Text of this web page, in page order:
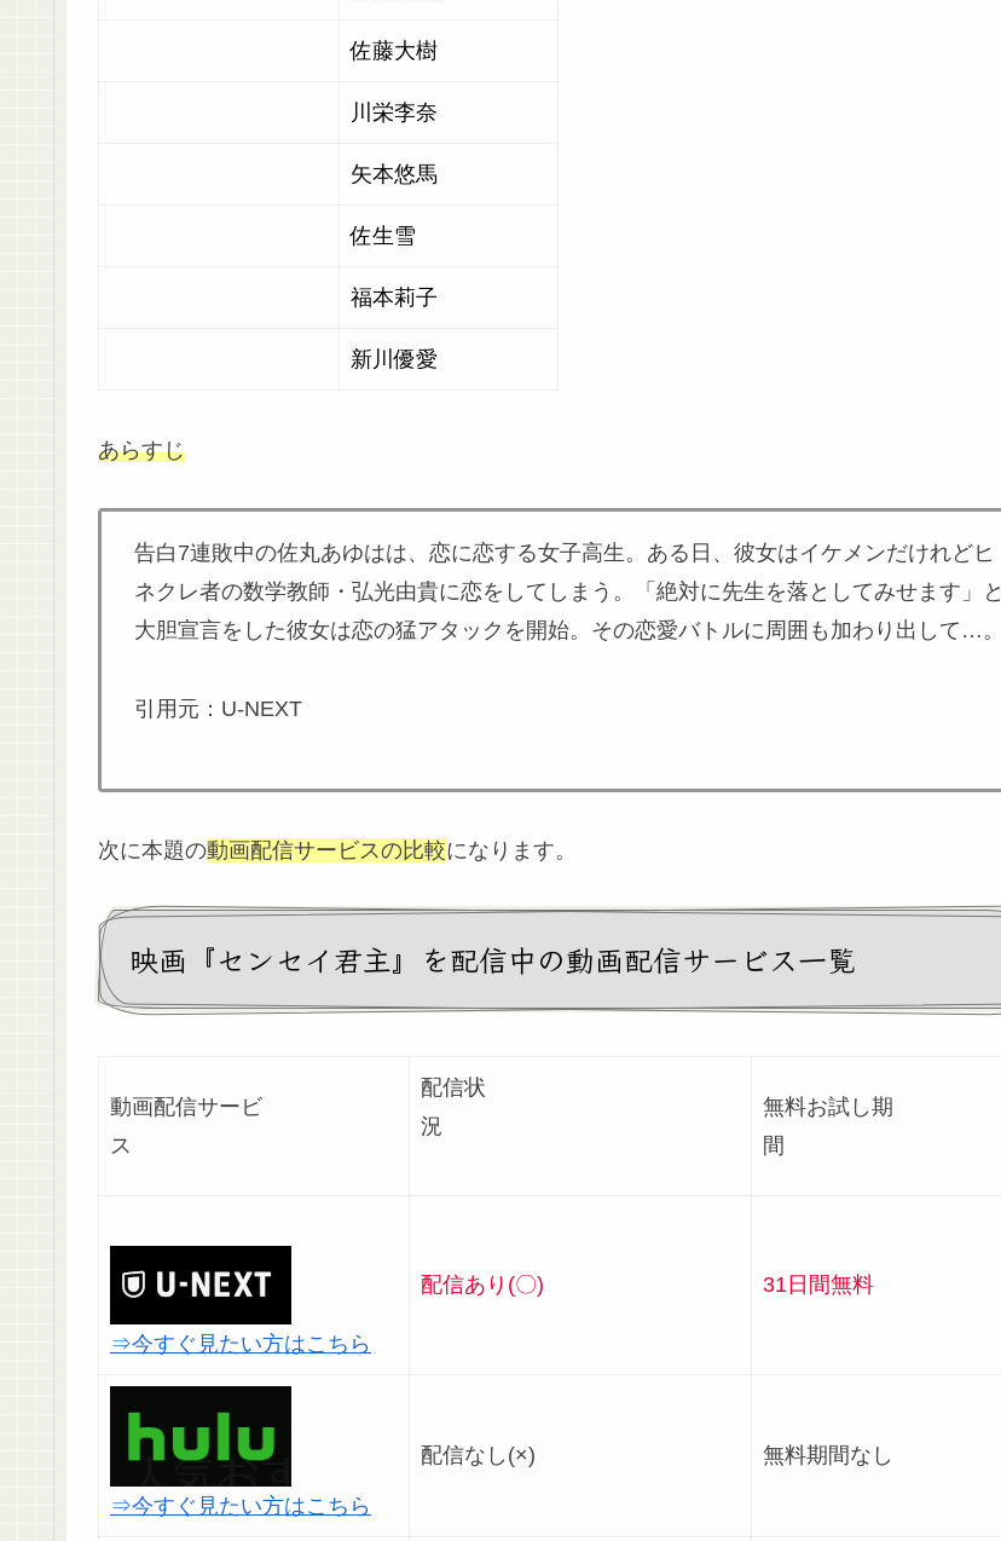
佐藤大樹
川栄李奈
矢本悠馬
佐生雪
福本莉子
新川優愛
あらすじ
告白7連敗中の佐丸あゆはは、恋に恋する女子高生。ある日、彼女はイケメンだけれどヒ
ネクレ者の数学教師・弘光由貴に恋をしてしまう。「絶対に先生を落としてみせます」と
大胆宣言をした彼女は恋の猛アタックを開始。その恋愛バトルに周囲も加わり出して…。
引用元：U-NEXT
次に本題の動画配信サービスの比較になります。
映画『センセイ君主』を配信中の動画配信サービス一覧
動画配信サービ
ス
配信状
況
無料お試し期
間
⇒今すぐ見たい方はこちら
配信あり(〇) 31日間無料
⇒今すぐ見たい方はこちら
配信なし(×) 無料期間なし